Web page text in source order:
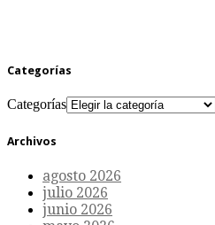
Categorías
Categorías
Archivos
agosto 2026
julio 2026
junio 2026